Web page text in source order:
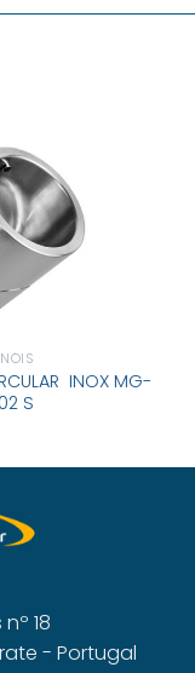
INOX MG-
S
18
- Portugal